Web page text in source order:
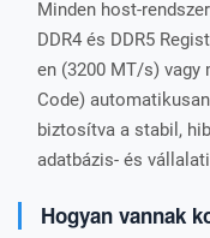
Minden host-
DDR4 és DDR5
en (3200 MT/s) vagy
Code)
biztosítva a stabil,
adatbázis- és
Hogyan vannak